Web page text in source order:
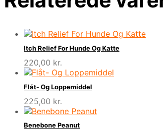
Itch Relief For Hunde Og Katte
220,00 kr.
Flåt- Og Loppemiddel
225,00 kr.
Benebone Peanut